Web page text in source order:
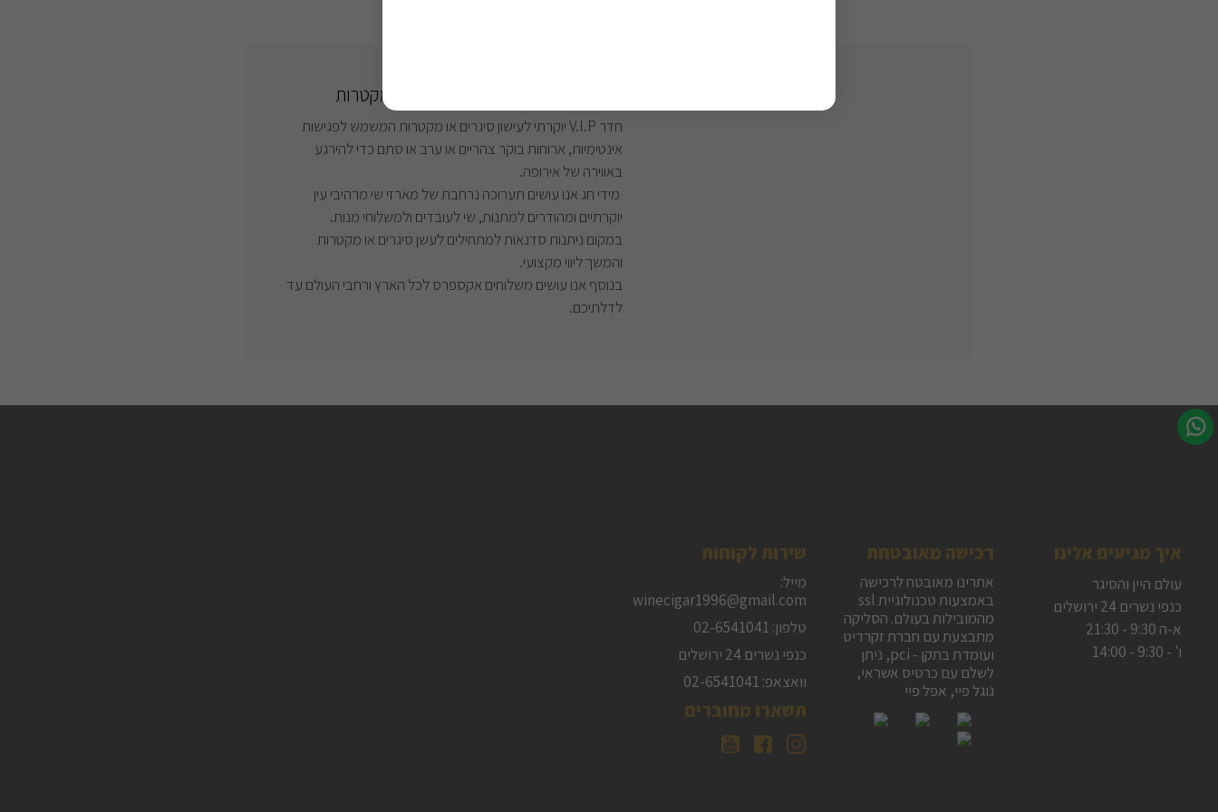
חדר V.I.P יוקרתי לעישון סיגרים או מקטרות המשמש לפגישות
אינטימיות, ארוחות בוקר צהריים או ערב או סתם כדי להירגע
באווירה של אירופה.
מידי חג אנו עושים תערוכה נרחבת של מארזי שי מרהיבי עין
יוקרתיים ומהודרים למתנות, שי לעובדים ולמשלוחי מנות.
במקום ניתנות סדנאות למתחילים לעשן סיגרים או מקטרות
והמשך ליווי מקצועי.
בנוסף אנו עושים משלוחים אקספרס לכל הארץ ורחבי העולם עד
לדלתיכם.
איך מגיעים אלינו
עולם היין והסיגר
כנפי נשרים 24 ירושלים
א-ה 9:30 - 21:30
ו' - 9:30 - 14:00
רכישה מאובטחת
אתרינו מאובטח לרכישה
באמצעות טכנולוגיית ssl
מהמובילות בעולם. הסליקה
מתבצעת עם חברת זקרדיט
ועומדת בתקן - pci, ניתן
לשלם עם כרטיס אשראי,
גוגל פיי, אפל פיי
שירות לקוחות
מייל:
winecigar1996@gmail.com
טלפון: 02-6541041
כנפי נשרים 24 ירושלים
וואצאפ: 02-6541041
תשארו מחוברים